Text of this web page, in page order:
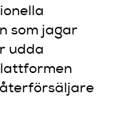
som jagar
udda